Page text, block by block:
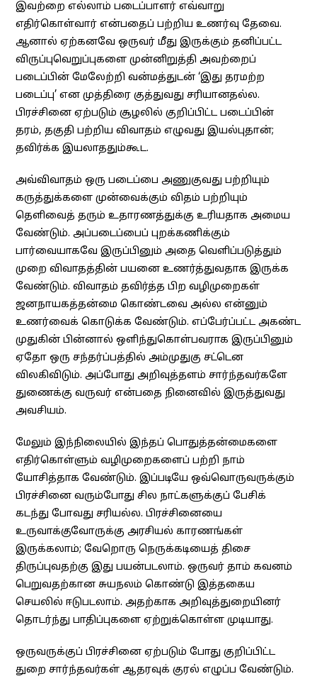
இவற்றை எல்லாம் படைப்பாளர் எவ்வாறு
எதிர்கொள்வார் என்பதைப் பற்றிய உணர்வு தேவை.
ஆனால் ஏற்கனவே ஒருவர் மீது இருக்கும் தனிப்பட்ட
விருப்புவெறுப்புகளை முன்னிறுத்தி அவற்றைப்
படைப்பின் மேலேற்றி வன்மத்துடன் ‘இது தரமற்ற
படைப்பு’ என முத்திரை குத்துவது சரியானதல்ல.
பிரச்சினை ஏற்படும் சூழலில் குறிப்பிட்ட படைப்பின்
தரம், தகுதி பற்றிய விவாதம் எழுவது இயல்புதான்;
தவிர்க்க இயலாததும்கூட.
அவ்விவாதம் ஒரு படைப்பை அணுகுவது பற்றியும்
கருத்துக்களை முன்வைக்கும் விதம் பற்றியும்
தெளிவைத் தரும் உதாரணத்துக்கு உரியதாக அமைய
வேண்டும். அப்படைப்பைப் புறக்கணிக்கும்
பார்வையாகவே இருப்பினும் அதை வெளிப்படுத்தும்
முறை விவாதத்தின் பயனை உணர்த்துவதாக இருக்க
வேண்டும். விவாதம் தவிர்த்த பிற வழிமுறைகள்
ஜனநாயகத்தன்மை கொண்டவை அல்ல என்னும்
உணர்வைக் கொடுக்க வேண்டும். எப்பேர்ப்பட்ட அகண்ட
முதுகின் பின்னால் ஒளிந்துகொள்பவராக இருப்பினும்
ஏதோ ஒரு சந்தர்ப்பத்தில் அம்முதுகு சட்டென
விலகிவிடும். அப்போது அறிவுத்தளம் சார்ந்தவர்களே
துணைக்கு வருவர் என்பதை நினைவில் இருத்துவது
அவசியம்.
மேலும் இந்நிலையில் இந்தப் பொதுத்தன்மைகளை
எதிர்கொள்ளும் வழிமுறைகளைப் பற்றி நாம்
யோசித்தாக வேண்டும். இப்படியே ஒவ்வொருவருக்கும்
பிரச்சினை வரும்போது சில நாட்களுக்குப் பேசிக்
கடந்து போவது சரியல்ல. பிரச்சினையை
உருவாக்குவோருக்கு அரசியல் காரணங்கள்
இருக்கலாம்; வேறொரு நெருக்கடியைத் திசை
திருப்புவதற்கு இது பயன்படலாம். ஒருவர் தாம் கவனம்
பெறுவதற்கான சுயநலம் கொண்டு இத்தகைய
செயலில் ஈடுபடலாம். அதற்காக அறிவுத்துறையினர்
தொடர்ந்து பாதிப்புகளை ஏற்றுக்கொள்ள முடியாது.
ஒருவருக்குப் பிரச்சினை ஏற்படும் போது குறிப்பிட்ட
துறை சார்ந்தவர்கள் ஆதரவுக் குரல் எழுப்ப வேண்டும்.